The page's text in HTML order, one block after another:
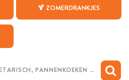
🍹 ZOMERDRANKJES